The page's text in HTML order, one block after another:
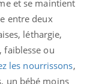
et se maintient
entre deux
léthargie,
faiblesse ou
les nourrissons,
un bébé moins